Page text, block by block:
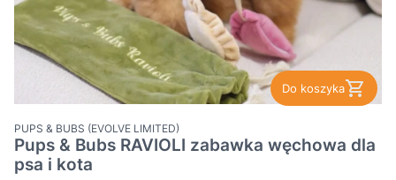
Do koszyka
PRODUCENT
PUPS & BUBS (EVOLVE LIMITED)
Pups & Bubs RAVIOLI zabawka węchowa dla
psa i kota